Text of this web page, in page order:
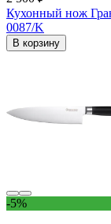
Кухонный нож
0087/K
В корзину
-5%